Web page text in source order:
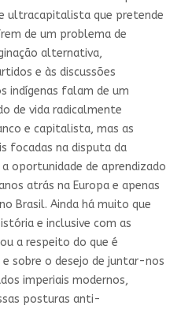
ultracapitalista que pretende
de um problema de
alternativa,
e às discussões
indígenas falam de um
de vida radicalmente
e capitalista, mas as
focadas na disputa da
oportunidade de aprendizado
atrás na Europa e apenas
Brasil. Ainda há muito que
e inclusive com as
a respeito do que é
sobre o desejo de juntar-nos
imperiais modernos,
posturas anti-